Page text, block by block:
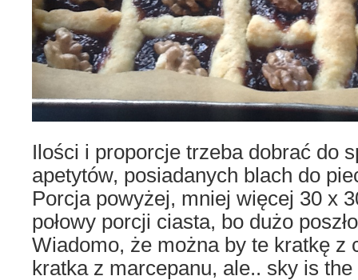
Ilości i proporcje trzeba dobrać do
apetytów, posiadanych blach do
Porcja powyżej, mniej więcej 30 x
połowy porcji ciasta, bo dużo
Wiadomo, że można by te kratkę z
kratka z marcepanu, ale.. sky is